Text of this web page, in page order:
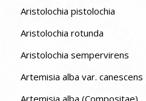
Aristolochia pistolochia
Aristolochia rotunda
Aristolochia sempervirens
Artemisia alba var. canescens